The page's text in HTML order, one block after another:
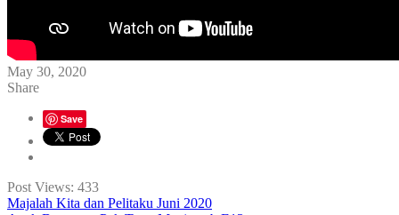
May 30, 2020
Share
Save
Post Views: 433
Majalah Kita dan Pelitaku Juni 2020